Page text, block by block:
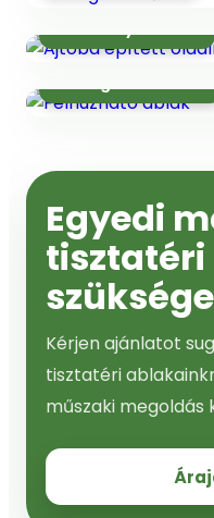
Oldalra nyíló ablak
Gázrugós tolóablak
Egyedi
Kérjen ajánlatot
tisztatéri
műszaki megoldás